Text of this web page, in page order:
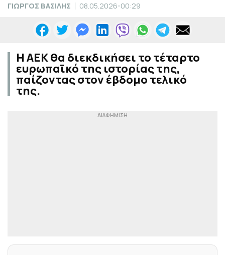
ΓΙΩΡΓΟΣ ΒΑΣΙΛΗΣ 08.05.2026-00:29
Η ΑΕΚ θα διεκδικήσει το τέταρτο
ευρωπαϊκό της ιστορίας της,
παίζοντας στον έβδομο τελικό
της.